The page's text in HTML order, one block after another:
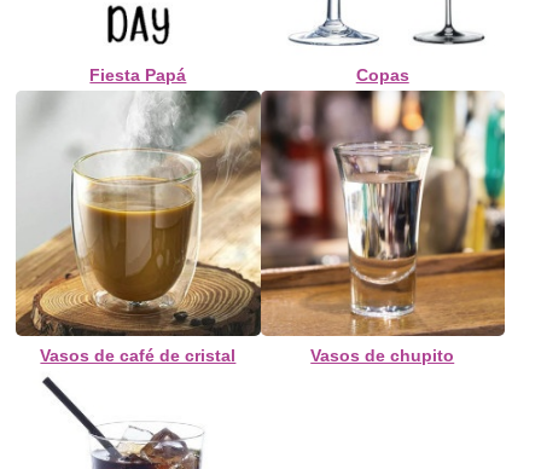
Fiesta Papá Copas
Vasos de café de cristal Vasos de chupito